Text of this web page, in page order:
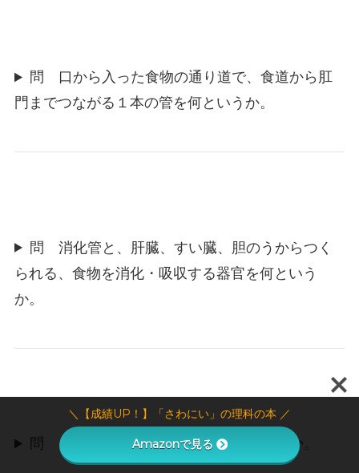
問 口から入った食物の通り道で、食道から肛
門までつながる１本の管を何というか。
問 消化管と、肝臓、すい臓、胆のうからつく
られる、食物を消化・吸収する器官を何という
か。
問 だ液に含まれる消化酵素の名前は何か。
＼【成績UP！】「さわにい」の理科の本 ／
Amazonで見る